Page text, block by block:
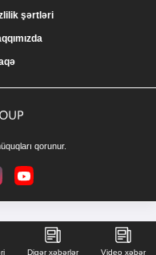
şərtləri
qorunur.
Digər xəbərlər Video xəbər